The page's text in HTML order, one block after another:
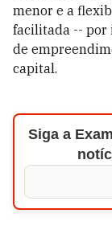
menor e a
facilitada -- por
de
capital.
Siga a